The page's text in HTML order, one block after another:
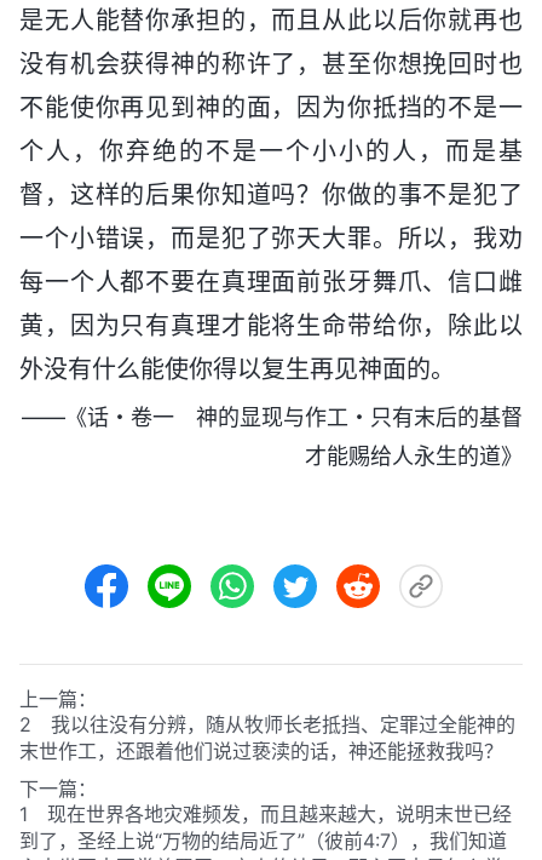
是无人能替你承担的，而且从此以后你就再也
没有机会获得神的称许了，甚至你想挽回时也
不能使你再见到神的面，因为你抵挡的不是一
个人，你弃绝的不是一个小小的人，而是基
督，这样的后果你知道吗？你做的事不是犯了
一个小错误，而是犯了弥天大罪。所以，我劝
每一个人都不要在真理面前张牙舞爪、信口雌
黄，因为只有真理才能将生命带给你，除此以
外没有什么能使你得以复生再见神面的。
——《话・卷一 神的显现与作工・只有末后的基督
才能赐给人永生的道》
上一篇：
2 我以往没有分辨，随从牧师长老抵挡、定罪过全能神的
末世作工，还跟着他们说过亵渎的话，神还能拯救我吗？
下一篇：
1 现在世界各地灾难频发，而且越来越大，说明末世已经
到了，圣经上说“万物的结局近了” （彼前4:7） ，我们知道